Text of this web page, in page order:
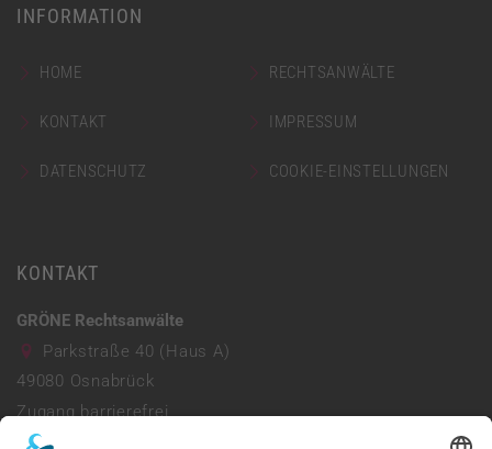
INFORMATION
HOME RECHTSANWÄLTE
KONTAKT IMPRESSUM
DATENSCHUTZ COOKIE-EINSTELLUNGEN
KONTAKT
GRÖNE Rechtsanwälte
Parkstraße 40 (Haus A)
49080 Osnabrück
Zugang barrierefrei
Parkhaus vorhanden